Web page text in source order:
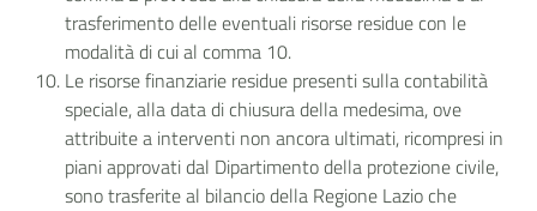
trasferimento delle eventuali risorse residue con le
modalità di cui al comma 10.
Le risorse finanziarie residue presenti sulla contabilità
speciale, alla data di chiusura della medesima, ove
attribuite a interventi non ancora ultimati, ricompresi in
piani approvati dal Dipartimento della protezione civile,
sono trasferite al bilancio della Regione Lazio che